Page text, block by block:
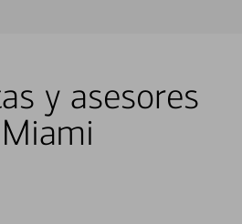
y asesores